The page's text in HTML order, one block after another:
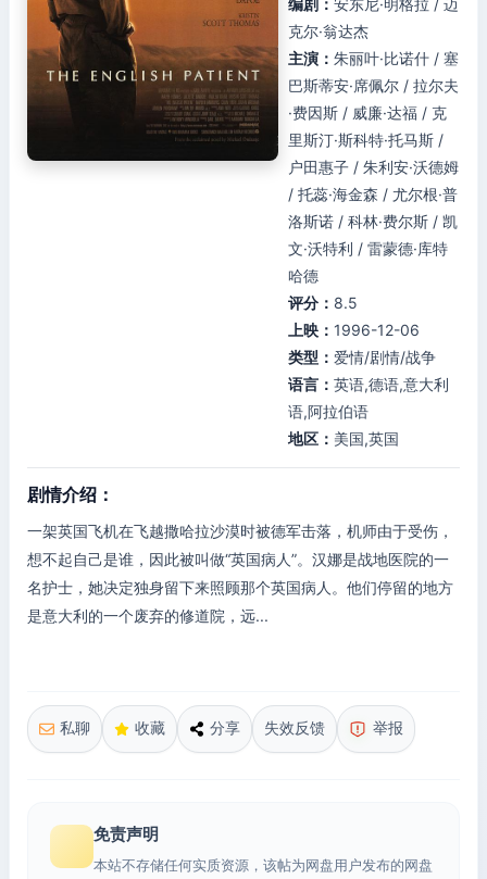
编剧： 安东尼·明格拉 / 迈
克尔·翁达杰
主演： 朱丽叶·比诺什 / 塞
巴斯蒂安·席佩尔 / 拉尔夫
·费因斯 / 威廉·达福 / 克
里斯汀·斯科特·托马斯 /
户田惠子 / 朱利安·沃德姆
/ 托蕊·海金森 / 尤尔根·普
洛斯诺 / 科林·费尔斯 / 凯
文·沃特利 / 雷蒙德·库特
哈德
评分： 8.5
上映： 1996-12-06
类型： 爱情/剧情/战争
语言： 英语,德语,意大利
语,阿拉伯语
地区： 美国,英国
剧情介绍：
一架英国飞机在飞越撒哈拉沙漠时被德军击落，机师由于受伤，
想不起自己是谁，因此被叫做“英国病人”。汉娜是战地医院的一
名护士，她决定独身留下来照顾那个英国病人。他们停留的地方
是意大利的一个废弃的修道院，远...
私聊 收藏 分享 失效反馈 举报
免责声明
本站不存储任何实质资源，该帖为网盘用户发布的网盘